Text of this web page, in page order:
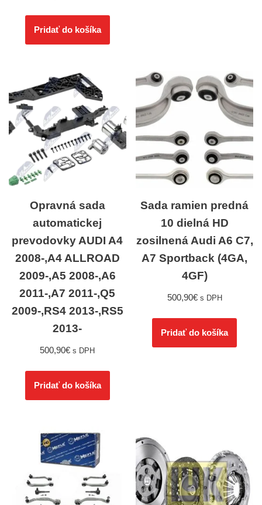
Pridať do košíka
Opravná sada
automatickej
prevodovky AUDI A4
2008-,A4 ALLROAD
2009-,A5 2008-,A6
2011-,A7 2011-,Q5
2009-,RS4 2013-,RS5
2013-
500,90€ s DPH
Pridať do košíka
Sada ramien predná
10 dielná HD
zosilnená Audi A6 C7,
A7 Sportback (4GA,
4GF)
500,90€ s DPH
Pridať do košíka